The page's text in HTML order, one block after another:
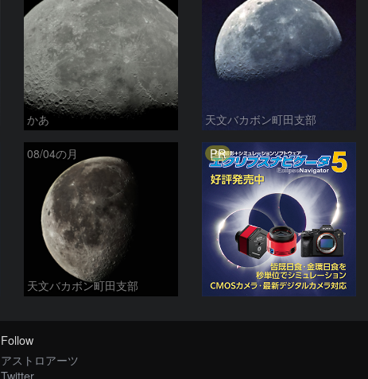
かあ 天文バカボン町田支部
08/04の月
天文バカボン町田支部
PR
Follow
アストロアーツ
Twitter